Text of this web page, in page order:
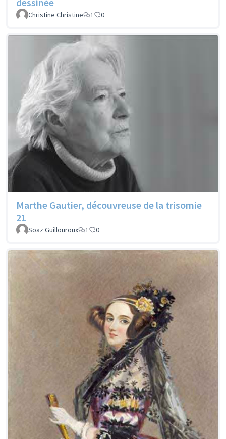
Christine Christine 1 0
Marthe Gautier, découvreuse de la trisomie
21
Soaz Guillouroux 1 0